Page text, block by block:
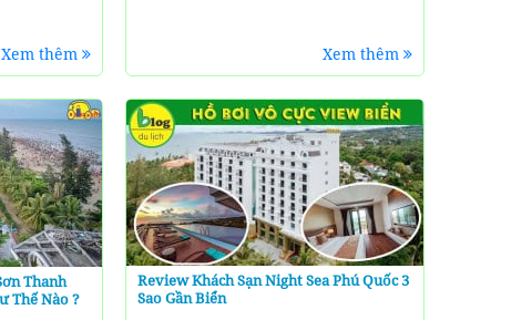
Xem thêm Xem thêm
Thanh
Thế Nào ?
Review Khách Sạn Night Sea Phú Quốc 3
Sao Gần Biển